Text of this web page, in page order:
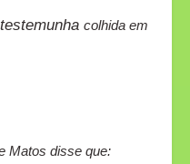
colhida em
Matos disse que: